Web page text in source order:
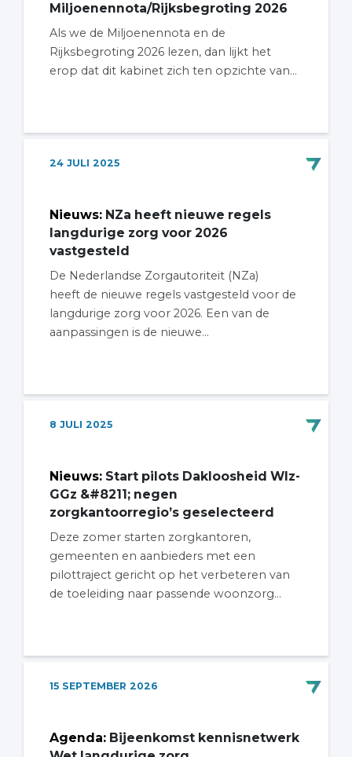
Miljoenennota/Rijksbegroting 2026
Als we de Miljoenennota en de
Rijksbegroting 2026 lezen, dan lijkt het
erop dat dit kabinet zich ten opzichte van...
24 JULI 2025
Nieuws: NZa heeft nieuwe regels
langdurige zorg voor 2026
vastgesteld
De Nederlandse Zorgautoriteit (NZa)
heeft de nieuwe regels vastgesteld voor de
langdurige zorg voor 2026. Een van de
aanpassingen is de nieuwe...
8 JULI 2025
Nieuws: Start pilots Dakloosheid Wlz-
GGz &#8211; negen
zorgkantoorregio’s geselecteerd
Deze zomer starten zorgkantoren,
gemeenten en aanbieders met een
pilottraject gericht op het verbeteren van
de toeleiding naar passende woonzorg...
15 SEPTEMBER 2026
Agenda: Bijeenkomst kennisnetwerk